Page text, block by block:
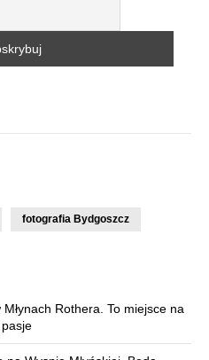
fotografia Bydgoszcz
Rothera. To miejsce na